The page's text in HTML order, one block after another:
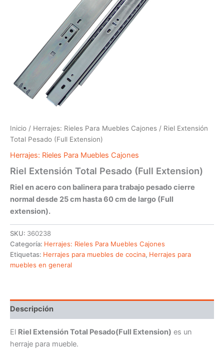
Inicio / Herrajes: Rieles Para Muebles Cajones / Riel Extensión
Total Pesado (Full Extension)
Herrajes: Rieles Para Muebles Cajones
Riel Extensión Total Pesado (Full Extension)
Riel en acero con balinera para trabajo pesado cierre
normal desde 25 cm hasta 60 cm de largo (Full
extension).
SKU: 360238
Categoría: Herrajes: Rieles Para Muebles Cajones
Etiquetas: Herrajes para muebles de cocina, Herrajes para
muebles en general
Descripción
El Riel Extensión Total Pesado(Full Extension) es un
herraje para mueble.